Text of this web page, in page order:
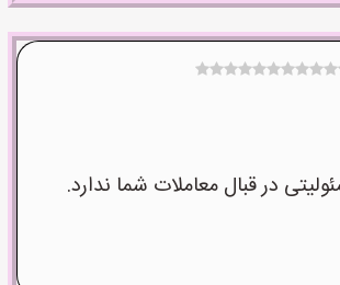
در قبال معاملات شما ندارد.